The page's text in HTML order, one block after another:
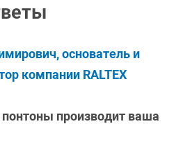
основатель и
компании RALTEX
производит ваша